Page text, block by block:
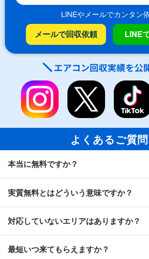
LINEやメールでカンタン
メールで回収依頼 LINE
よくあるご質問
本当に無料ですか？
実質無料とはどういう意味ですか？
対応していないエリアはありますか？
最短いつ来てもらえますか？